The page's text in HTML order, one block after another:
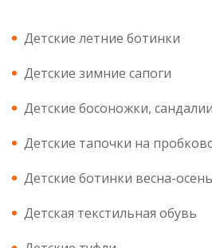
Детские летние ботинки
Детские зимние сапоги
Детские босоножки, сандалии
Детские тапочки на
Детские ботинки весна-осень
Детская текстильная обувь